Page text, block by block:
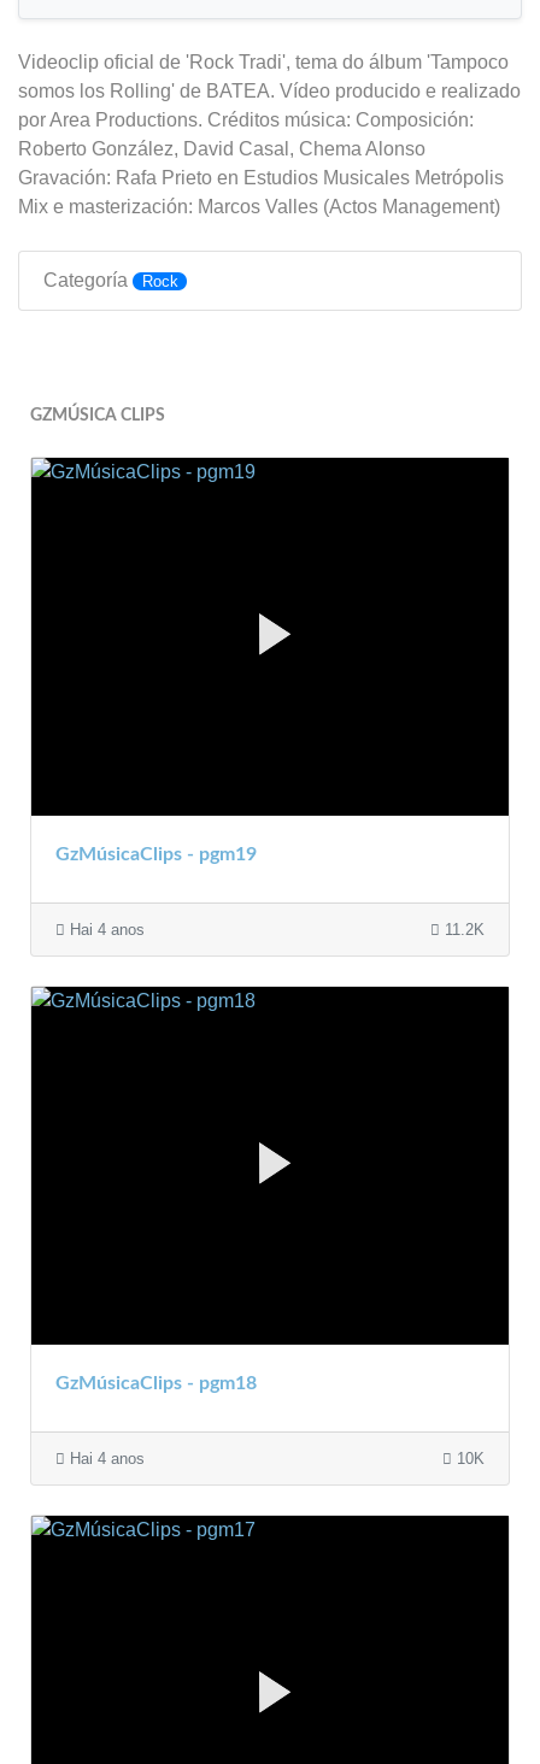
Videoclip oficial de 'Rock Tradi', tema do álbum 'Tampoco
somos los Rolling' de BATEA. Vídeo producido e realizado
por Area Productions. Créditos música: Composición:
Roberto González, David Casal, Chema Alonso
Gravación: Rafa Prieto en Estudios Musicales Metrópolis
Mix e masterización: Marcos Valles (Actos Management)
Categoría Rock
GZMÚSICA CLIPS
GzMúsicaClips - pgm19
Hai 4 anos 11.2K
GzMúsicaClips - pgm18
Hai 4 anos 10K